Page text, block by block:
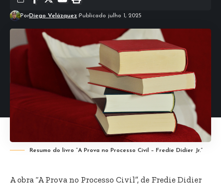
PorDiego Velázquez Publicado julho 1, 2025
Resumo do livro “A Prova no Processo Civil – Fredie Didier Jr.”
A obra “A Prova no Processo Civil”, de Fredie Didier